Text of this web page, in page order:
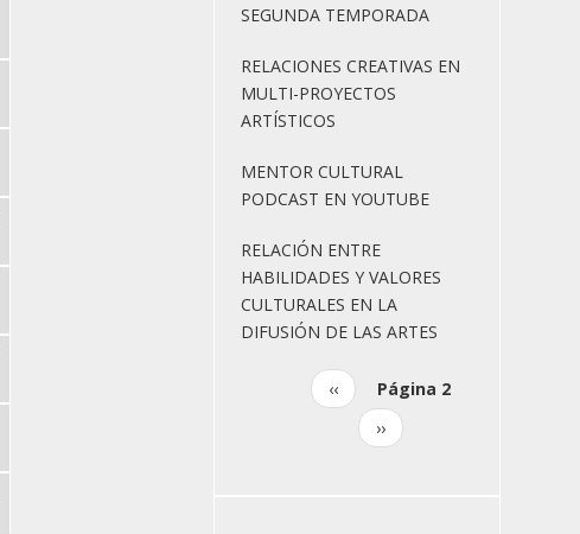
SEGUNDA TEMPORADA
RELACIONES CREATIVAS EN
MULTI-PROYECTOS
ARTÍSTICOS
MENTOR CULTURAL
PODCAST EN YOUTUBE
RELACIÓN ENTRE
HABILIDADES Y VALORES
CULTURALES EN LA
DIFUSIÓN DE LAS ARTES
PaginaciónPágina
anterior
‹‹
Página 2
Siguiente
página
››